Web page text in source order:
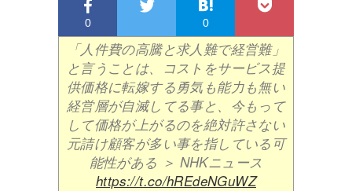
0 0
「人件費の高騰と求人難で経営難」
と言うことは、コストをサービス提
供価格に転嫁する勇気も能力も無い
経営層が自滅してる事と、今もって
して価格が上がるのを絶対許さない
元請け顧客が多い事を指している可
能性がある ＞ NHKニュース
https://t.co/hREdeNGuWZ